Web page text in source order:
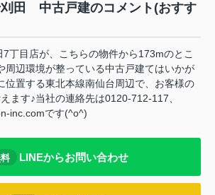
田 中古戸建のコメント(おすす
丁目店が、こちらの物件から173mのとこ
周辺環境が整っている中古戸建てはいかが
位置する東北本線南仙台周辺で、お客様の
ます♪当社の連絡先は0120-712-117、
inc.comです(^o^)
LINEからお問い合わせ